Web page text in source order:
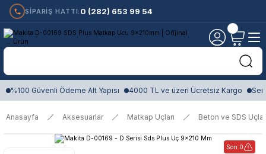
SİPARİŞ HATTI: 0 (282) 653 99 54
%100 Güvenli Ödeme Alt Yapısı 4000 TL ve üzeri Ücretsiz Kargo
Anasayfa Aksesuarlar Matkap Uçları Beton ve SDS Uçlar
Son 0